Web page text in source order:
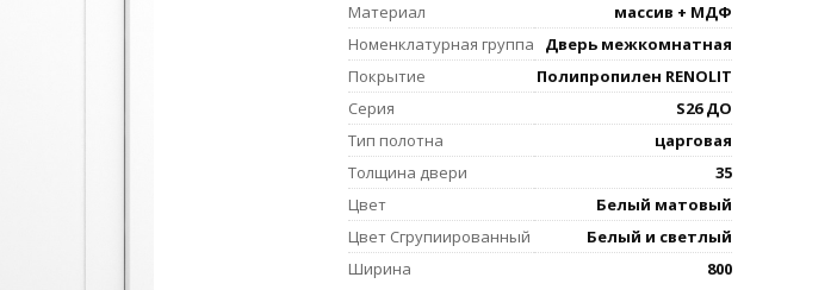
Материал
массив + МДФ
Номенклатурная группа
Дверь межкомнатная
Покрытие
Полипропилен RENOLIT
Серия
S26 ДО
Тип полотна
царговая
Толщина двери
35
Цвет
Белый матовый
Цвет Сгрупиированный
Белый и светлый
Ширина
800